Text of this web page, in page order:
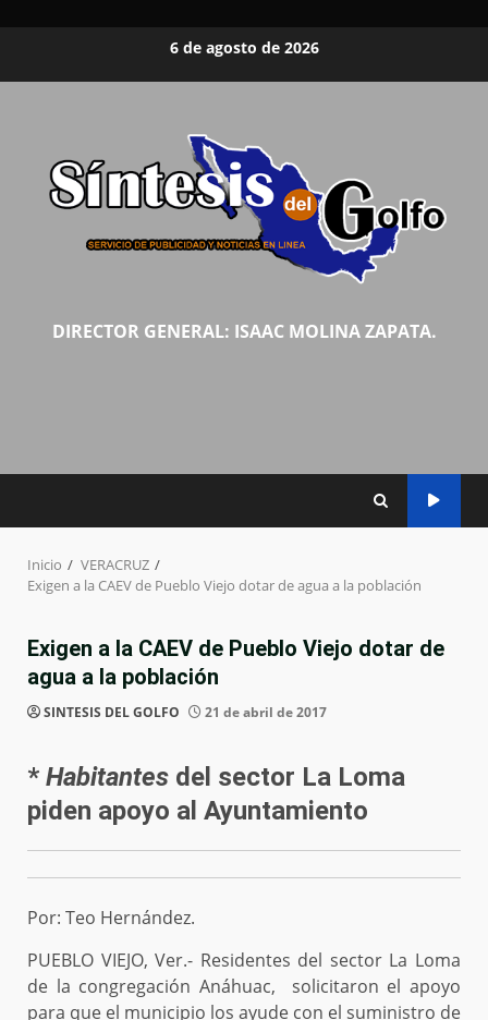
6 de agosto de 2026
DIRECTOR GENERAL: ISAAC MOLINA ZAPATA.
Inicio
VERACRUZ
Exigen a la CAEV de Pueblo Viejo dotar de agua a la población
Exigen a la CAEV de Pueblo Viejo dotar de
agua a la población
SINTESIS DEL GOLFO 21 de abril de 2017
* Habitantes del sector La Loma
piden apoyo al Ayuntamiento
Por: Teo Hernández.
PUEBLO VIEJO, Ver.- Residentes del sector La Loma
de la congregación Anáhuac, solicitaron el apoyo
para que el municipio los ayude con el suministro de